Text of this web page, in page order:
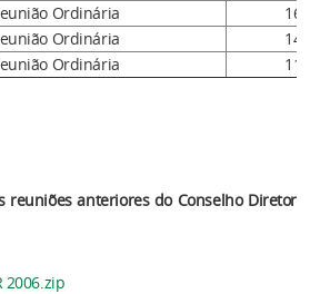
Ordinária
16/
Ordinária
14/
Ordinária
11/
reuniões anteriores do Conselho Diretor
2006.zip